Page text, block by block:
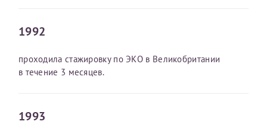
1992
проходила стажировку по ЭКО в Великобритании
в течение 3 месяцев.
1993
Получение справки
Лично в кассе центра
Направить справку сразу в ИФНС